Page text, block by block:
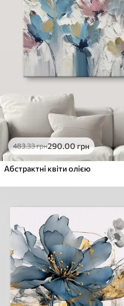
483.33грн290.00грн
Абстрактні квіти олією